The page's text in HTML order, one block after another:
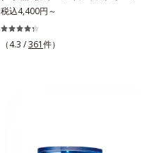
ーズ共通の美容成分「GLルートブ
ースター(*9)」を配合することで、
肌のふっくら感や透明感を叶えま
ミ・ソバカスを防ぐ（ウォッシュを
ム。オルビスアンバーは、いつも⾃
然体で美しくありたいと願う⼤⼈世
代に寄り添うブランドです。年齢印
ヴァイタルトリートメントクリーム
税込4,400円～
（4.3 /361件）